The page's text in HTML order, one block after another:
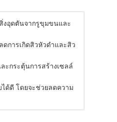
งอุดตันจากรูขุมขนและ
การเกิดสิวหัวดำและสิว
กระตุ้นการสร้างเซลล์
ด้ดี โดยจะช่วยลดความ